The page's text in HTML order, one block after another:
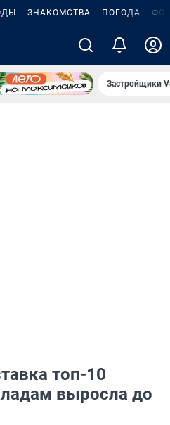
ЗНАКОМСТВА ПОГОДА
Застройщики
топ-10
выросла до